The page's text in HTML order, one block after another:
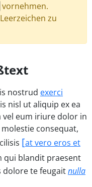
vornehmen.
zu
nostrud exerci
nisl ut aliquip ex ea
eum iriure dolor in
consequat,
at vero eros et
qui blandit praesent
dolore te feugaitnulla